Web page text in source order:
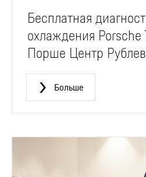
Бесплатная
охлаждения Porsche
Порше Центр
Больше